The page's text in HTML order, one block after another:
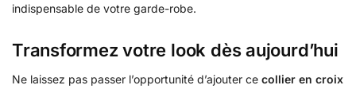
indispensable de votre garde-robe.
Transformez votre look dès aujourd’hui
Ne laissez pas passer l’opportunité d’ajouter ce collier en croix